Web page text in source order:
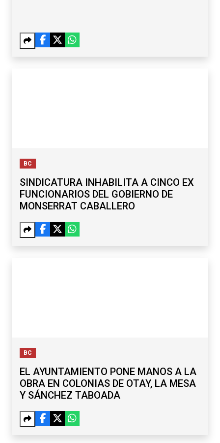
BC
SINDICATURA INHABILITA A CINCO EX
FUNCIONARIOS DEL GOBIERNO DE
MONSERRAT CABALLERO
BC
EL AYUNTAMIENTO PONE MANOS A LA
OBRA EN COLONIAS DE OTAY, LA MESA
Y SÁNCHEZ TABOADA